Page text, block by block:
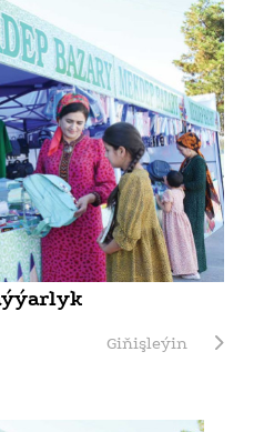
Giňişleýin